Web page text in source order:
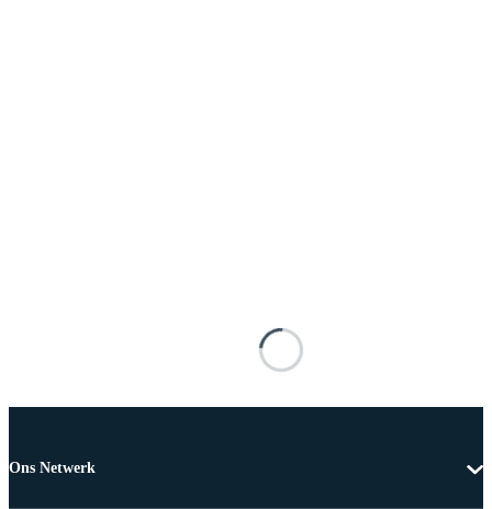
Ons Netwerk